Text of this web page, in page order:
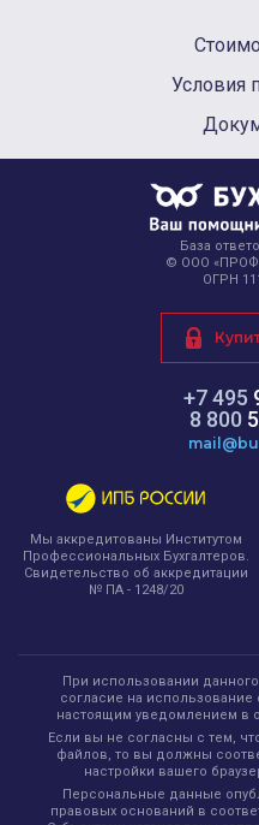
Условия
База
© ООО
ОГРН
+7 495
8 800
Мы аккредитованы Институтом
Профессиональных Бухгалтеров.
Свидетельство об аккредитации
№ ПА - 1248/20
При использовании
согласие на
настоящим уведомлением в
Если вы не согласны с тем,
файлов, то вы должны
настройки вашего
Персональные данные
правовых оснований в